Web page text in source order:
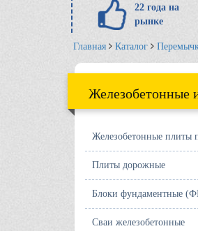
22 года на
рынке
Главная Каталог
Железобетонные
Железобетонные плиты
Плиты дорожные
Блоки фундаментные
Сваи железобетонные